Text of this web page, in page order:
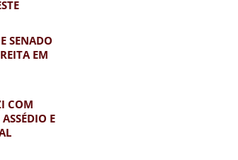
SENADO
EM
COM
E